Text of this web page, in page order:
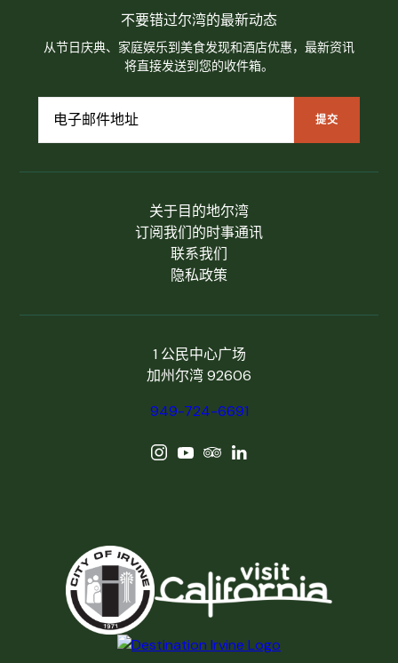
关于目的地尔湾
订阅我们的时事通讯
联系我们
隐私政策
1 公民中心广场
加州尔湾 92606
949-724-6691
不要错过尔湾的最新动态
从节日庆典、家庭娱乐到美食发现和酒店优惠，最新资讯
将直接发送到您的收件箱。